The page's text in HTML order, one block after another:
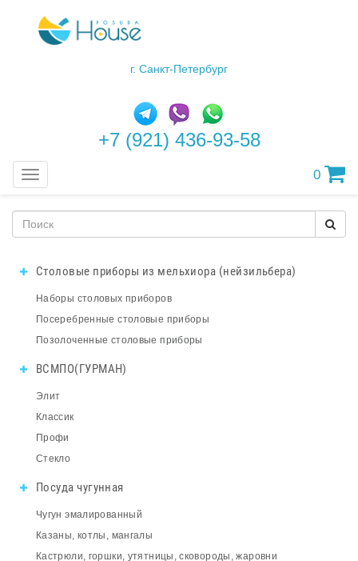
г. Санкт-Петербург
+7 (921) 436-93-58
Меню 0
Столовые приборы из мельхиора (нейзильбера)
Наборы столовых приборов
Посеребренные столовые приборы
Позолоченные столовые приборы
ВСМПО(ГУРМАН)
Элит
Классик
Профи
Стекло
Посуда чугунная
Чугун эмалированный
Казаны, котлы, мангалы
Кастрюли, горшки, утятницы, сковороды, жаровни